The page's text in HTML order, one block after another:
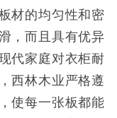
材的均匀性和密
，而且具有优异
代家庭对衣柜耐
西林木业严格遵
使每一张板都能